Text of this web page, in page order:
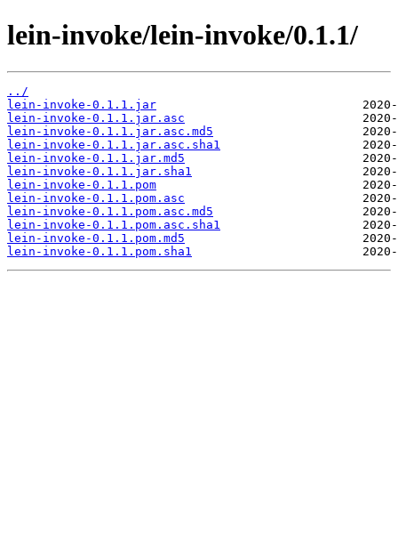
lein-invoke/lein-invoke/0.1.1/
../
lein-invoke-0.1.1.jar
lein-invoke-0.1.1.jar.asc
lein-invoke-0.1.1.jar.asc.md5
lein-invoke-0.1.1.jar.asc.sha1
lein-invoke-0.1.1.jar.md5
lein-invoke-0.1.1.jar.sha1
lein-invoke-0.1.1.pom
lein-invoke-0.1.1.pom.asc
lein-invoke-0.1.1.pom.asc.md5
lein-invoke-0.1.1.pom.asc.sha1
lein-invoke-0.1.1.pom.md5
lein-invoke-0.1.1.pom.sha1